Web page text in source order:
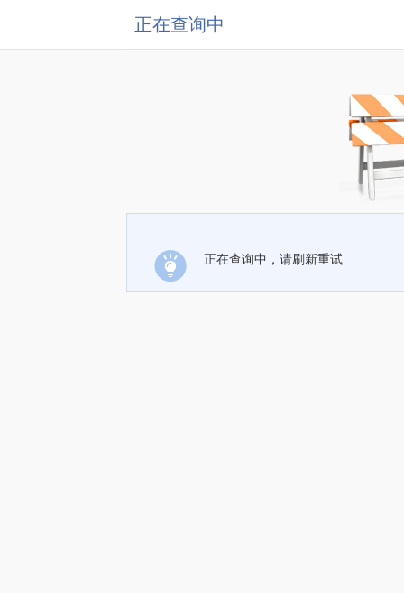
正在查询中
正在查询中，请刷新重试